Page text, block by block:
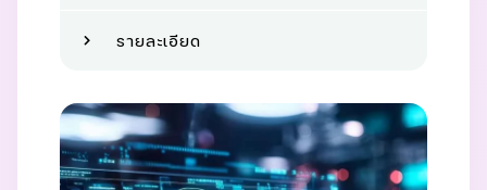
รายละเอียด